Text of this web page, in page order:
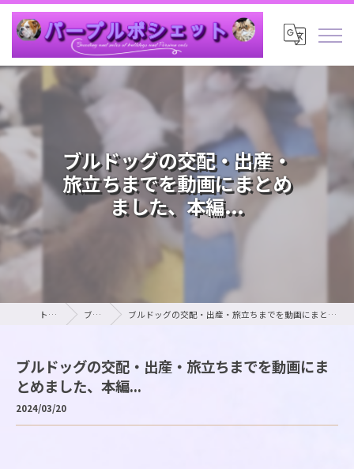
ブルドッグの交配・出産・
旅立ちまでを動画にまとめ
ました、本編...
トップ ブログ ブルドッグの交配・出産・旅立ちまでを動画にまとめました、本編...
ブルドッグの交配・出産・旅立ちまでを動画にま
とめました、本編...
2024/03/20